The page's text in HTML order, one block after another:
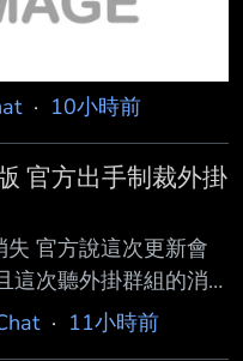
· 10小時前
官方出手制裁外掛
官方說這次更新會
這次聽外掛群組的消
還會鎖主機板 這樣
· 11小時前